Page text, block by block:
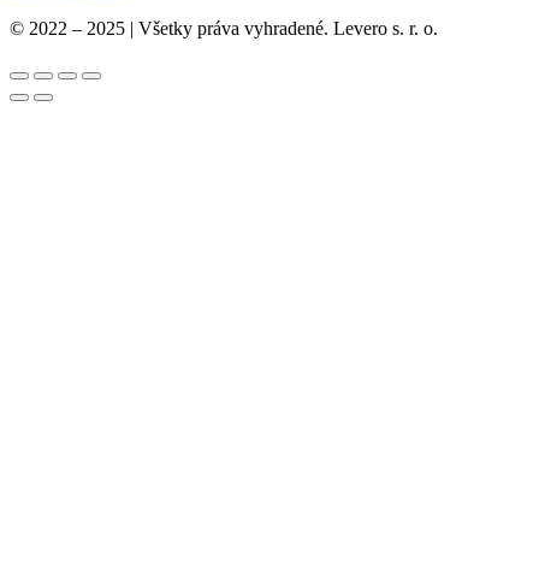
© 2022 – 2025 | Všetky práva vyhradené. Levero s. r. o.